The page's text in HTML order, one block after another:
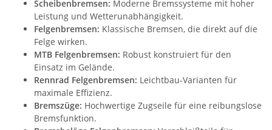
Scheibenbremsen: Moderne Bremssysteme mit hoher
Leistung und Wetterunabhängigkeit.
Felgenbremsen: Klassische Bremsen, die direkt auf die
Felge wirken.
MTB Felgenbremsen: Robust konstruiert für den
Einsatz im Gelände.
Rennrad Felgenbremsen: Leichtbau-Varianten für
maximale Effizienz.
Bremszüge: Hochwertige Zugseile für eine reibungslose
Bremsfunktion.